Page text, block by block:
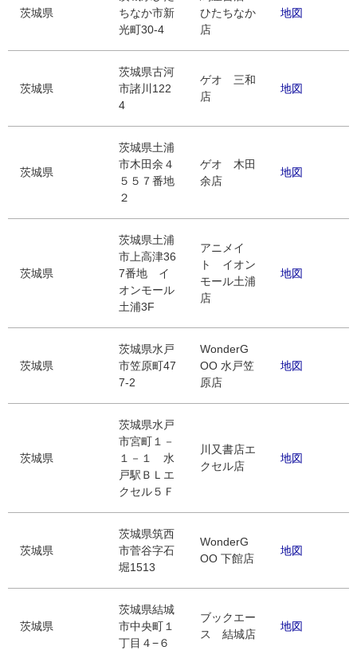
茨城県
ちなか市新
光町30-4
ひたちなか
店
地図
茨城県
茨城県古河
市諸川122
4
ゲオ 三和
店
地図
茨城県
茨城県土浦
市木田余４
５５７番地
２
ゲオ 木田
余店
地図
茨城県
茨城県土浦
市上高津36
7番地 イ
オンモール
土浦3F
アニメイ
ト イオン
モール土浦
店
地図
茨城県
茨城県水戸
市笠原町47
7-2
WonderG
OO 水戸笠
原店
地図
茨城県
茨城県水戸
市宮町１－
１－１ 水
戸駅ＢＬエ
クセル５Ｆ
川又書店エ
クセル店
地図
茨城県
茨城県筑西
市菅谷字石
堀1513
WonderG
OO 下館店
地図
茨城県
茨城県結城
市中央町１
丁目４−６
ブックエー
ス 結城店
地図